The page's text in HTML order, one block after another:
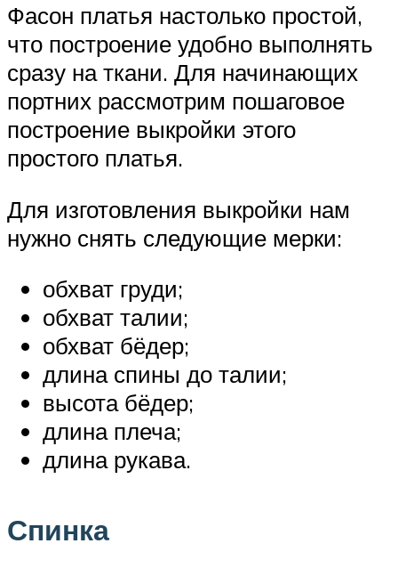
Фасон платья настолько простой,
что построение удобно выполнять
сразу на ткани. Для начинающих
портних рассмотрим пошаговое
построение выкройки этого
простого платья.
Для изготовления выкройки нам
нужно снять следующие мерки:
обхват груди;
обхват талии;
обхват бёдер;
длина спины до талии;
высота бёдер;
длина плеча;
длина рукава.
Спинка